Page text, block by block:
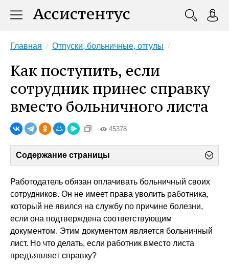
Главная Отпуски, больничные, отгулы
Как поступить, если
сотрудник принес справку
вместо больничного листа
45378
Содержание страницы
Работодатель обязан оплачивать больничный своих
сотрудников. Он не имеет права уволить работника,
который не явился на службу по причине болезни,
если она подтверждена соответствующим
документом. Этим документом является больничный
лист. Но что делать, если работник вместо листа
предъявляет справку?